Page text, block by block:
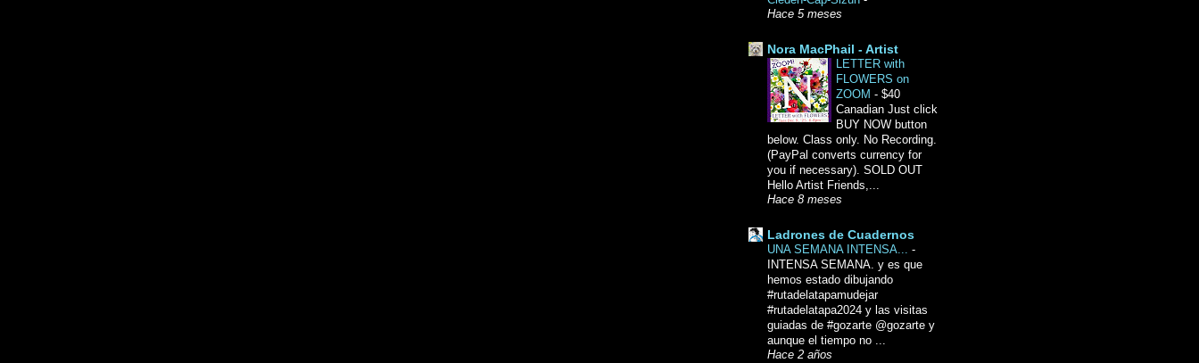
Hace 5 meses
Nora MacPhail - Artist
LETTER with
FLOWERS on
ZOOM - $40
Canadian Just click
BUY NOW button
below. Class only. No Recording.
(PayPal converts currency for
you if necessary). SOLD OUT
Hello Artist Friends,...
Hace 8 meses
Ladrones de Cuadernos
UNA SEMANA INTENSA... -
INTENSA SEMANA. y es que
hemos estado dibujando
#rutadelatapamudejar
#rutadelatapa2024 y las visitas
guiadas de #gozarte @gozarte y
aunque el tiempo no ...
Hace 2 años